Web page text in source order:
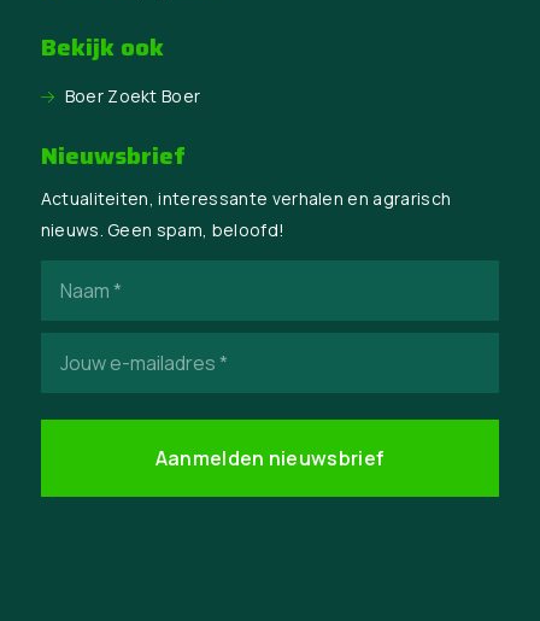
Bekijk ook
Boer Zoekt Boer
Nieuwsbrief
Actualiteiten, interessante verhalen en agrarisch
nieuws. Geen spam, beloofd!
mailadres